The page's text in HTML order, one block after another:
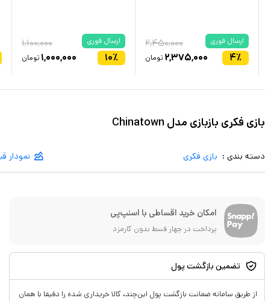
ارسال فوری
۴٪
۲,۴۵۰,۰۰۰
۲,۳۷۵,۰۰۰ تومان
ارسال فوری
۱۰٪
۱,۱۰۰,۰۰۰
۱,۰۰۰,۰۰۰ تومان
بازی فکری بازبازی مدل Chinatown
دسته بندی : بازی فکری نمودار
امکان خرید اقساطی با اسنپ‌پی
پرداخت در چهار قسط بدون کارمزد
تضمین بازگشت پول
از طریق سامانه ضمانت بازگشت پول این‌چند، کالا خریداری شده را دقیقا با همان